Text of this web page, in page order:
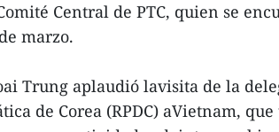
Central de PTC, quien se
marzo.
Trung aplaudió lavisita de la
de Corea (RPDC) aVietnam,